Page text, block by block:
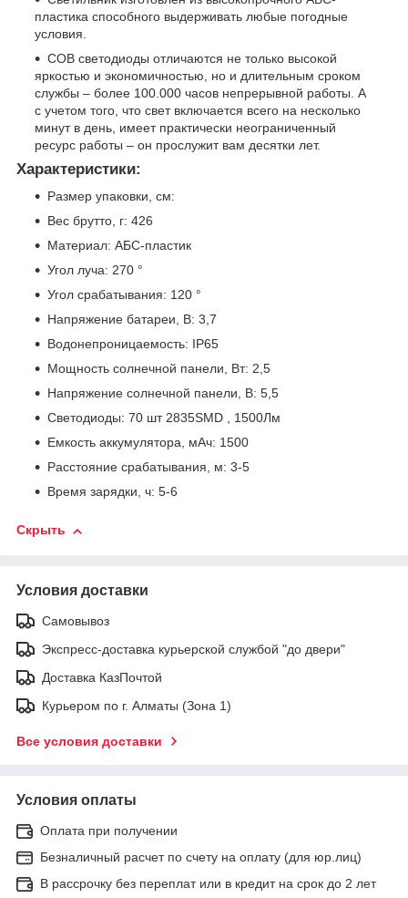
пластика способного выдерживать любые погодные
условия.
COB светодиоды отличаются не только высокой
яркостью и экономичностью, но и длительным сроком
службы – более 100.000 часов непрерывной работы. А
с учетом того, что свет включается всего на несколько
минут в день, имеет практически неограниченный
ресурс работы – он прослужит вам десятки лет.
Характеристики:
Размер упаковки, см:
Вес брутто, г: 426
Материал: АБС-пластик
Угол луча: 270 °
Угол срабатывания: 120 °
Напряжение батареи, В: 3,7
Водонепроницаемость: IP65
Мощность солнечной панели, Вт: 2,5
Напряжение солнечной панели, В: 5,5
Светодиоды: 70 шт 2835SMD , 1500Лм
Емкость аккумулятора, мАч: 1500
Расстояние срабатывания, м: 3-5
Время зарядки, ч: 5-6
Скрыть
Условия доставки
Самовывоз
Экспресс-доставка курьерской службой "до двери"
Доставка КазПочтой
Курьером по г. Алматы (Зона 1)
Все условия доставки
Условия оплаты
Оплата при получении
Безналичный расчет по счету на оплату (для юр.лиц)
В рассрочку без переплат или в кредит на срок до 2 лет